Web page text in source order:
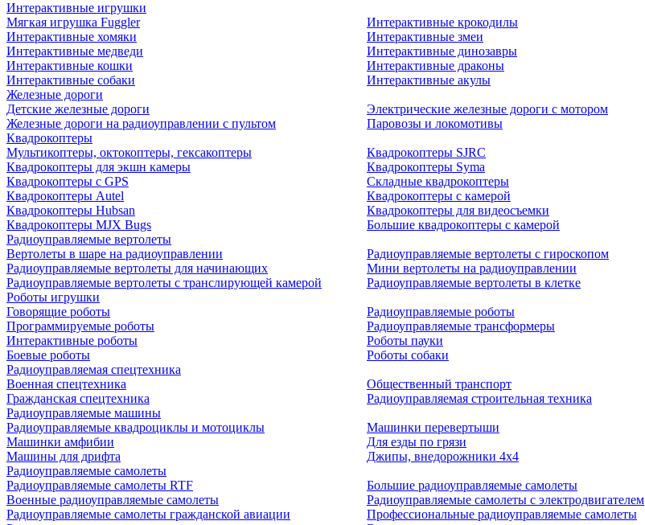
Интерактивные игрушки
Мягкая игрушка Fuggler
Интерактивные хомяки
Интерактивные медведи
Интерактивные кошки
Интерактивные собаки
Интерактивные крокодилы
Интерактивные змеи
Интерактивные динозавры
Интерактивные драконы
Интерактивные акулы
Железные дороги
Детские железные дороги
Железные дороги на радиоуправлении с пультом
Электрические железные дороги с мотором
Паровозы и локомотивы
Квадрокоптеры
Мультикоптеры, октокоптеры, гексакоптеры
Квадрокоптеры для экшн камеры
Квадрокоптеры с GPS
Квадрокоптеры Autel
Квадрокоптеры Hubsan
Квадрокоптеры MJX Bugs
Квадрокоптеры SJRC
Квадрокоптеры Syma
Складные квадрокоптеры
Квадрокоптеры с камерой
Квадрокоптеры для видеосъемки
Большие квадрокоптеры с камерой
Радиоуправляемые вертолеты
Вертолеты в шаре на радиоуправлении
Радиоуправляемые вертолеты для начинающих
Радиоуправляемые вертолеты с транслирующей камерой
Радиоуправляемые вертолеты с гироскопом
Мини вертолеты на радиоуправлении
Радиоуправляемые вертолеты в клетке
Роботы игрушки
Говорящие роботы
Программируемые роботы
Интерактивные роботы
Боевые роботы
Радиоуправляемые роботы
Радиоуправляемые трансформеры
Роботы пауки
Роботы собаки
Радиоуправляемая спецтехника
Военная спецтехника
Гражданская спецтехника
Общественный транспорт
Радиоуправляемая строительная техника
Радиоуправляемые машины
Радиоуправляемые квадроциклы и мотоциклы
Машинки амфибии
Машины для дрифта
Машинки перевертыши
Для езды по грязи
Джипы, внедорожники 4x4
Радиоуправляемые самолеты
Радиоуправляемые самолеты RTF
Военные радиоуправляемые самолеты
Радиоуправляемые самолеты гражданской авиации
Большие радиоуправляемые самолеты
Радиоуправляемые самолеты с электродвигателем
Профессиональные радиоуправляемые самолеты